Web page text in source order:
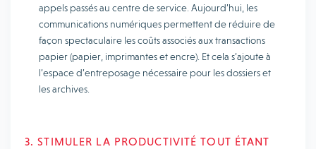
appels passés au centre de service. Aujourd’hui, les
communications numériques permettent de réduire de
façon spectaculaire les coûts associés aux transactions
papier (papier, imprimantes et encre). Et cela s’ajoute à
l’espace d’entreposage nécessaire pour les dossiers et
les archives.
3. STIMULER LA PRODUCTIVITÉ TOUT ÉTANT